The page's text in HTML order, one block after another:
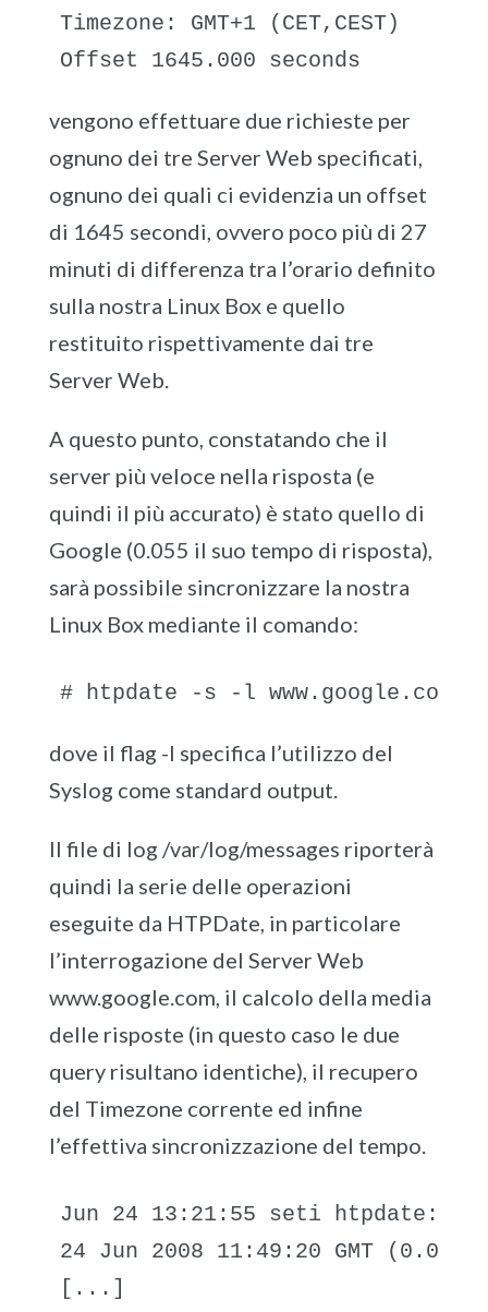
Timezone: GMT+1 (CET,CEST)
vengono effettuare due richieste per
ognuno dei tre Server Web specificati,
ognuno dei quali ci evidenzia un offset
di 1645 secondi, ovvero poco più di 27
minuti di differenza tra l’orario definito
sulla nostra Linux Box e quello
restituito rispettivamente dai tre
Server Web.
A questo punto, constatando che il
server più veloce nella risposta (e
quindi il più accurato) è stato quello di
Google (0.055 il suo tempo di risposta),
sarà possibile sincronizzare la nostra
Linux Box mediante il comando:
# htpdate -s -l www.google.com
dove il flag -l specifica l’utilizzo del
Syslog come standard output.
Il file di log /var/log/messages riporterà
quindi la serie delle operazioni
eseguite da HTPDate, in particolare
l’interrogazione del Server Web
www.google.com, il calcolo della media
delle risposte (in questo caso le due
query risultano identiche), il recupero
del Timezone corrente ed infine
l’effettiva sincronizzazione del tempo.
Jun 24 13:21:55 seti htpdate:
24 Jun 2008 11:49:20 GMT (0.076)
[...]